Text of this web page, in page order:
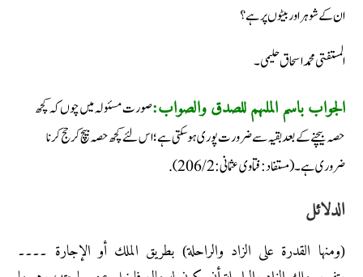
ان کے شوہر اور بیٹوں پر ہے؟
المستفتی محمد اسحاق حلیمی۔
الجواب باسم الملہم للصدق والصواب:صورت مسئولہ میں چوں کہ کچھ
حصہ بیچنے کے بعد بقیہ سے ضرورت پوری ہوسکتی ہے؛ اس لئے کچھ حصہ بیچ کر حج کرنا
ضروری ہے۔ (مستفاد: فتاوی عثمانی: 2/ 206).
الدلائل
(ومنها القدرة على الزاد والراحلة) بطريق الملك أو الإجارة ۔۔۔۔